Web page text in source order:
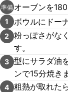
準備 オーブンを
1 ボウルにドー
2
粉っぽさがな
す。
3 型にサラダ油
ンで15分焼き
4 粗熱が取れた